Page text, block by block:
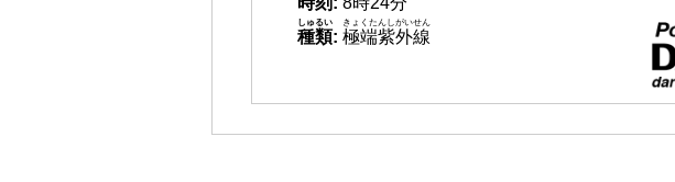
種類
しゅるい
: 極端紫外線
きょくたんしがいせん